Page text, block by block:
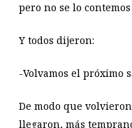
pero no se lo
Y todos dijeron:
-Volvamos el próximo
De modo que
llegaron, más